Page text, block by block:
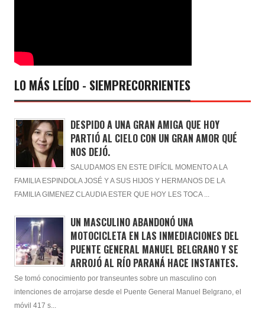
LO MÁS LEÍDO - SIEMPRECORRIENTES
DESPIDO A UNA GRAN AMIGA QUE HOY
PARTIÓ AL CIELO CON UN GRAN AMOR QUÉ
NOS DEJÓ.
SALUDAMOS EN ESTE DIFÍCIL MOMENTO A LA
FAMILIA ESPINDOLA JOSÉ Y A SUS HIJOS Y HERMANOS DE LA
FAMILIA GIMENEZ CLAUDIA ESTER QUE HOY LES TOCA ...
UN MASCULINO ABANDONÓ UNA
MOTOCICLETA EN LAS INMEDIACIONES DEL
PUENTE GENERAL MANUEL BELGRANO Y SE
ARROJÓ AL RÍO PARANÁ HACE INSTANTES.
Se tomó conocimiento por transeuntes sobre un masculino con
intenciones de arrojarse desde el Puente General Manuel Belgrano, el
móvil 417 s...